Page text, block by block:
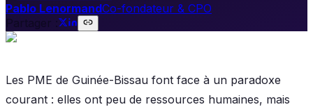
Pablo LenormandCo-fondateur & CPO
Partager :
Les PME de Guinée-Bissau font face à un paradoxe
courant : elles ont peu de ressources humaines, mais